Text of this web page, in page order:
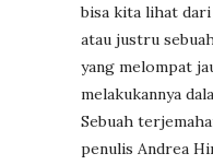
bisa kita lihat
atau justru
yang melompat
melakukannya
Sebuah
penulis Andrea